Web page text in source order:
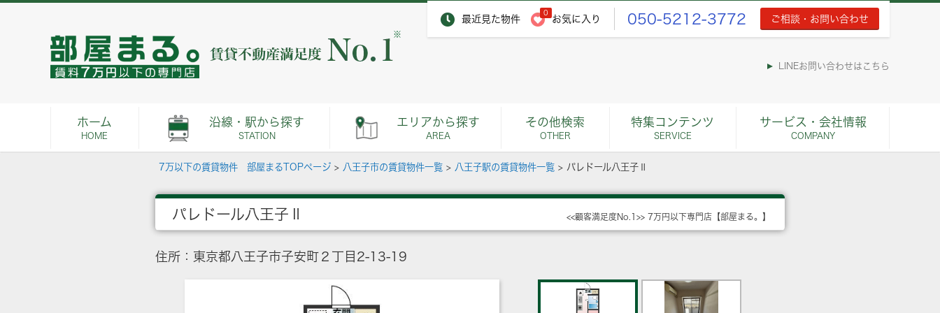
最近見た物件
0
お気に入り 050-5212-3772 ご相談・お問い合わせ
※
LINEお問い合わせはこちら
ホーム
HOME
沿線・駅から探す
STATION
エリアから探す
AREA
その他検索
OTHER
特集コンテンツ
SERVICE
サービス・会社情報
COMPANY
7万以下の賃貸物件 部屋まるTOPページ > 八王子市の賃貸物件一覧 > 八王子駅の賃貸物件一覧 > パレドール八王子Ⅱ
パレドール八王子Ⅱ <<顧客満足度No.1>> 7万円以下専門店【部屋まる。】
住所：東京都八王子市子安町２丁目2-13-19